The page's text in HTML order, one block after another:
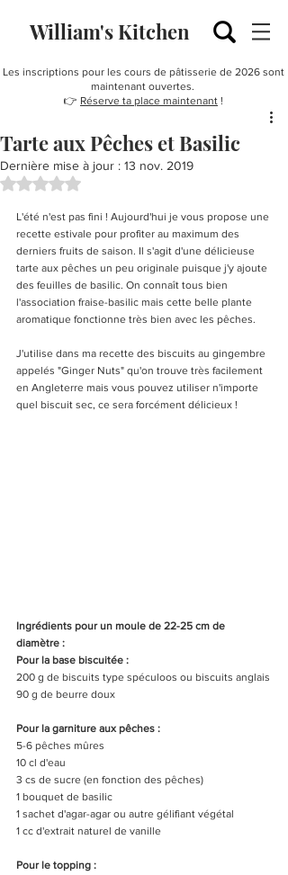
William's Kitchen
Les inscriptions pour les cours de pâtisserie de 2026 sont
maintenant ouvertes.
👉 Réserve ta place maintenant !
Tarte aux Pêches et Basilic
Dernière mise à jour : 13 nov. 2019
Noté NaN étoiles sur 5.
L'été n'est pas fini ! Aujourd'hui je vous propose une
recette estivale pour profiter au maximum des
derniers fruits de saison. Il s'agit d'une délicieuse
tarte aux pêches un peu originale puisque j'y ajoute
des feuilles de basilic. On connaît tous bien
l'association fraise-basilic mais cette belle plante
aromatique fonctionne très bien avec les pêches.
J'utilise dans ma recette des biscuits au gingembre
appelés "Ginger Nuts" qu'on trouve très facilement
en Angleterre mais vous pouvez utiliser n'importe
quel biscuit sec, ce sera forcément délicieux !
Ingrédients pour un moule de 22-25 cm de
diamètre :
Pour la base biscuitée :
200 g de biscuits type spéculoos ou biscuits anglais
90 g de beurre doux
Pour la garniture aux pêches :
5-6 pêches mûres
10 cl d'eau
3 cs de sucre (en fonction des pêches)
1 bouquet de basilic
1 sachet d'agar-agar ou autre gélifiant végétal
1 cc d'extrait naturel de vanille
Pour le topping :